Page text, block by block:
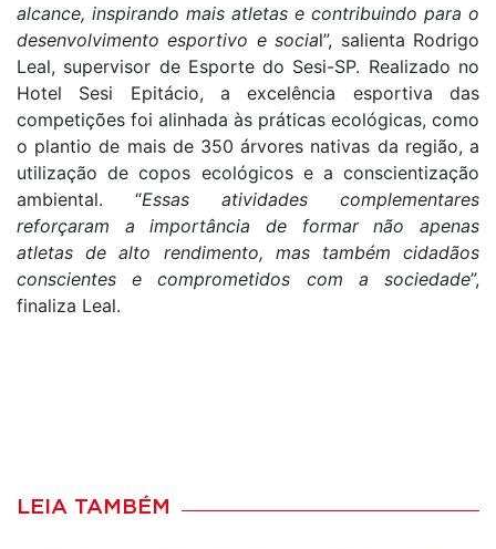
alcance, inspirando mais atletas e contribuindo para o
desenvolvimento esportivo e social”, salienta Rodrigo
Leal, supervisor de Esporte do Sesi-SP. Realizado no
Hotel Sesi Epitácio, a excelência esportiva das
competições foi alinhada às práticas ecológicas, como
o plantio de mais de 350 árvores nativas da região, a
utilização de copos ecológicos e a conscientização
ambiental. “Essas atividades complementares
reforçaram a importância de formar não apenas
atletas de alto rendimento, mas também cidadãos
conscientes e comprometidos com a sociedade”,
finaliza Leal.
LEIA TAMBÉM